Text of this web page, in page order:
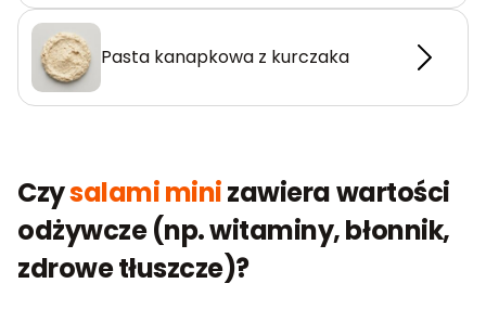
Pasta kanapkowa z kurczaka
Czysalami minizawiera wartości
odżywcze (np. witaminy, błonnik,
zdrowe tłuszcze)?